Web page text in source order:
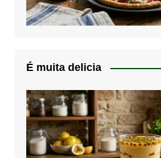
É muita delicia